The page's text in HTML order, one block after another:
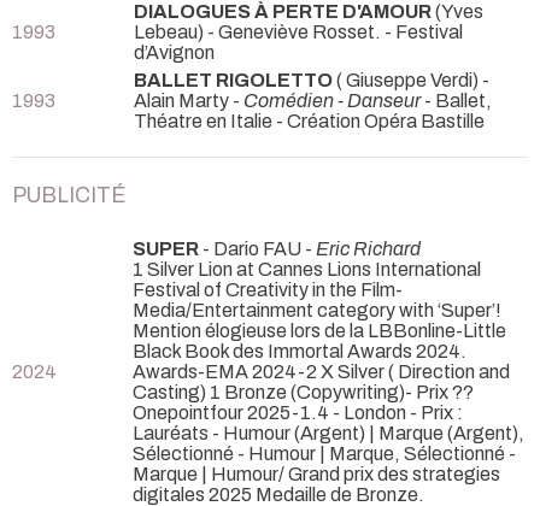
1993
DIALOGUES À PERTE D'AMOUR(Yves
Lebeau) - Geneviève Rosset. - Festival
d’Avignon
1993
BALLET RIGOLETTO( Giuseppe Verdi) -
Alain Marty - Comédien - Danseur- Ballet,
Théatre en Italie - Création Opéra Bastille
PUBLICITÉ
2024
SUPER - Dario FAU - Eric Richard
1 Silver Lion at Cannes Lions International
Festival of Creativity in the Film-
Media/Entertainment category with ‘Super’!
Mention élogieuse lors de la LBBonline-Little
Black Book des Immortal Awards 2024.
Awards-EMA 2024-2 X Silver ( Direction and
Casting) 1 Bronze (Copywriting)- Prix ??
Onepointfour 2025-1.4 - London - Prix :
Lauréats - Humour (Argent) | Marque (Argent),
Sélectionné - Humour | Marque, Sélectionné -
Marque | Humour/ Grand prix des strategies
digitales 2025 Medaille de Bronze.